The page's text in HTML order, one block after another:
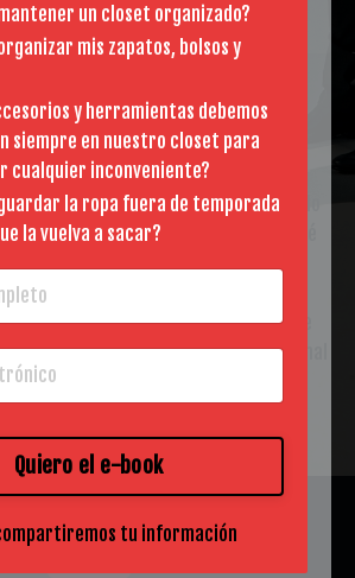
tu información
de datos serás parte de una
de personas afines a la moda y el estilo
con mi blog semanal, en el que estaré
exclusivo sobre mis proyectos,
conexiones con el mundo de la moda.
contenido completamente gratuito de
el mundo del estilismo de moda, personal
un closet organizado?
mis zapatos, bolsos y
y herramientas debemos
siempre en nuestro closet para
cualquier inconveniente?
la ropa fuera de temporada
la vuelva a sacar?
Quiero el e-book
tu información